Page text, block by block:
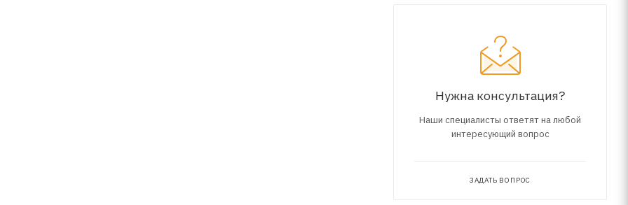
Нужна консультация?
Наши специалисты ответят на любой
интересующий вопрос
ЗАДАТЬ ВОПРОС